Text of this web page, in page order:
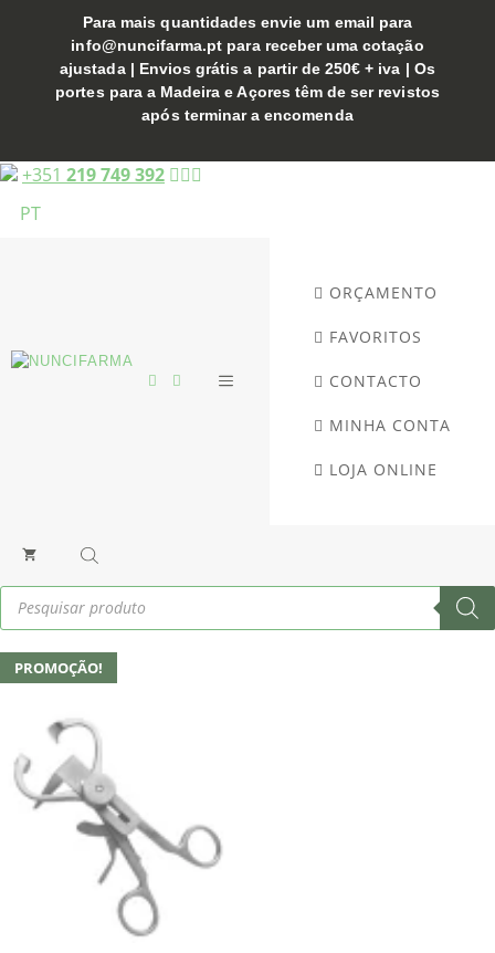
conteúdo
Para mais quantidades envie um email para
info@nuncifarma.pt para receber uma cotação
ajustada | Envios grátis a partir de 250€ + iva | Os
portes para a Madeira e Açores têm de ser revistos
após terminar a encomenda
+351 219 749 392
PT
MENU
ORÇAMENTO
FAVORITOS
CONTACTO
MINHA CONTA
LOJA ONLINE
Products
search
PROMOÇÃO!
€253,83. €152,30.
"Molt
mod."
|
com
abaixador
DEVEMED